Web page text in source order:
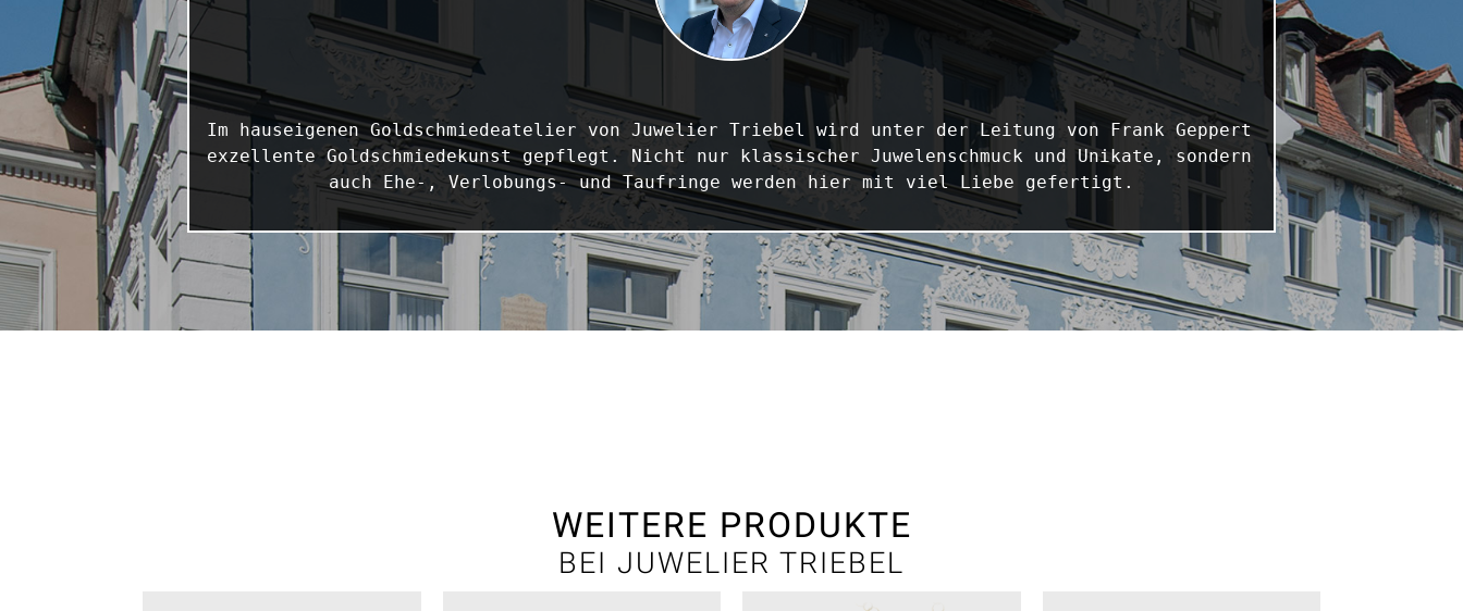
Im hauseigenen Goldschmiedeatelier von Juwelier Triebel wird unter der Leitung von Frank Geppert
exzellente Goldschmiedekunst gepflegt. Nicht nur klassischer Juwelenschmuck und Unikate, sondern
auch Ehe-, Verlobungs- und Taufringe werden hier mit viel Liebe gefertigt.
WEITERE PRODUKTE
BEI JUWELIER TRIEBEL